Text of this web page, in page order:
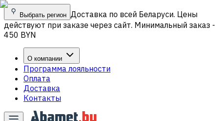
Выбрать регион Доставка по всей Беларуси. Цены
действуют при заказе через сайт. Минимальный заказ -
450 BYN
О компании
Программа лояльности
Оплата
Доставка
Контакты